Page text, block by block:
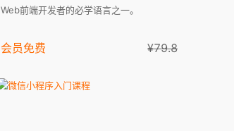
Web前端开发者的必学语言之一。
会员免费 ¥79.8